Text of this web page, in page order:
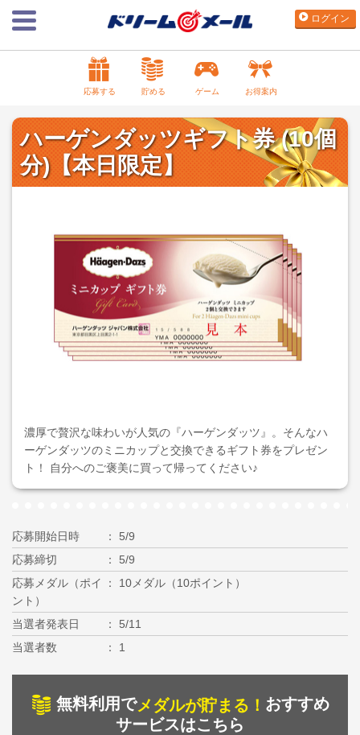
ログイン
応募する 貯める ゲーム お得案内
ハーゲンダッツギフト券 (10個
分)【本日限定】
濃厚で贅沢な味わいが人気の『ハーゲンダッツ』。そんなハ
ーゲンダッツのミニカップと交換できるギフト券をプレゼン
ト！ 自分へのご褒美に買って帰ってください♪
応募開始日時
5/9
応募締切
5/9
応募メダル（ポイ
ント）
10メダル（10ポイント）
当選者発表日
5/11
当選者数
1
無料利用でメダルが貯まる！ おすすめ
サービスはこちら